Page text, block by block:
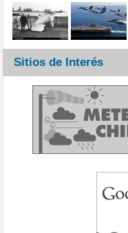
Sitios de Interés